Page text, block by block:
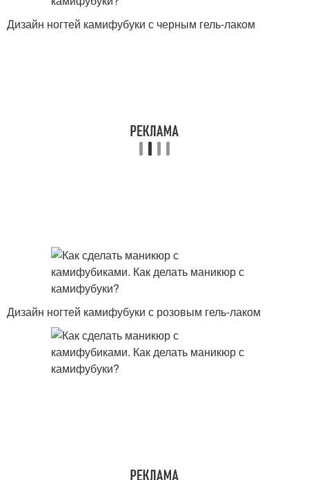
Дизайн ногтей камифубуки с черным гель-лаком
Дизайн ногтей камифубуки с розовым гель-лаком